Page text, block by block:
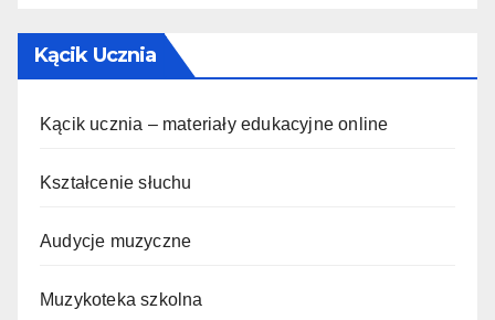
Kącik Ucznia
Kącik ucznia – materiały edukacyjne online
Kształcenie słuchu
Audycje muzyczne
Muzykoteka szkolna